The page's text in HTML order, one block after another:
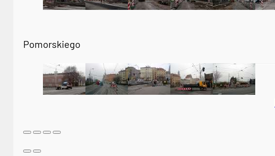
Pomorskiego